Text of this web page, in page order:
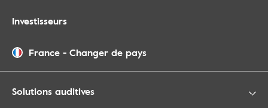
Investisseurs
France - Changer de pays
Solutions auditives